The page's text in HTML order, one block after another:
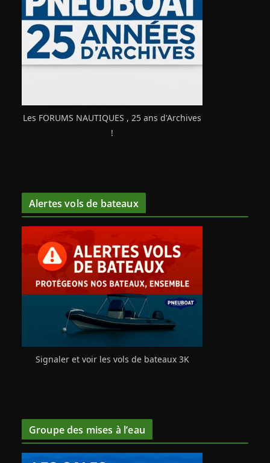
Les FORUMS NAUTIQUES , 25 ans d'Archives
!
Alertes vols de bateaux
Signaler et voir les vols de bateaux 3K
Groupe des mises à l’eau